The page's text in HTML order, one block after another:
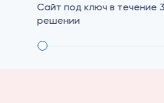
Сайт под ключ в течение
решении